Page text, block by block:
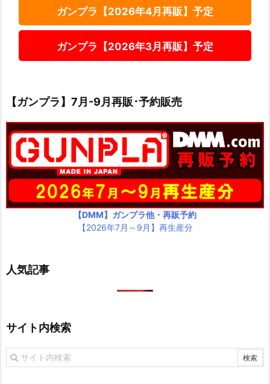
ガンプラ【2026年4月再販】予定
ガンプラ【2026年3月再販】予定
【ガンプラ】7月-9月再販･予約販売
【DMM】ガンプラ他・再販予約
【2026年7月～9月】再生産分
人気記事
サイト内検索